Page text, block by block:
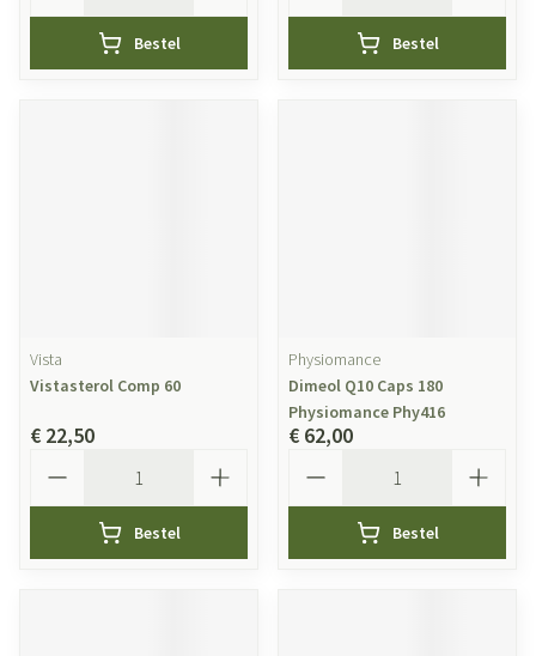
Bestel Bestel
Vista
Vistasterol Comp 60
€ 22,50
Bestel
Physiomance
Dimeol Q10 Caps 180
Physiomance Phy416
€ 62,00
Bestel